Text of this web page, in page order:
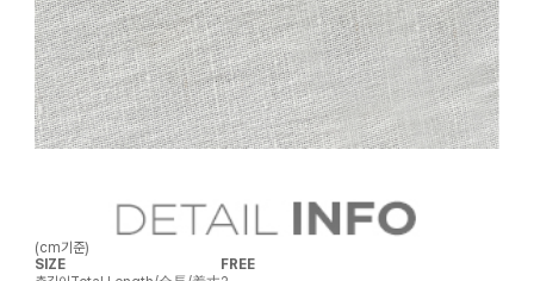
(cm기준)
SIZE
FREE